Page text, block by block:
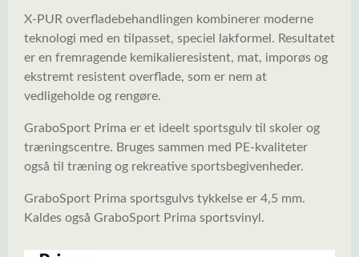
X-PUR overfladebehandlingen kombinerer moderne
teknologi med en tilpasset, speciel lakformel. Resultatet
er en fremragende kemikalieresistent, mat, imporøs og
ekstremt resistent overflade, som er nem at
vedligeholde og rengøre.
GraboSport Prima er et ideelt sportsgulv til skoler og
træningscentre. Bruges sammen med PE-kvaliteter
også til træning og rekreative sportsbegivenheder.
GraboSport Prima sportsgulvs tykkelse er 4,5 mm.
Kaldes også GraboSport Prima sportsvinyl.